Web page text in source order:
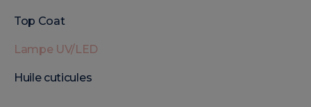
Top Coat
Lampe UV/LED
Huile cuticules